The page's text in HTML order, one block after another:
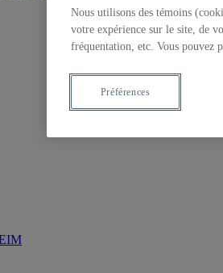
Nous utilisons des témoins
votre expérience sur le site, de
fréquentation, etc. Vous pouvez
Préférences